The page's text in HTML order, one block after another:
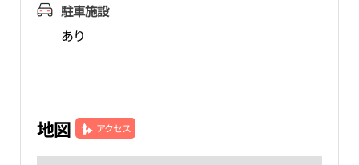
駐車施設
あり
地図 アクセス